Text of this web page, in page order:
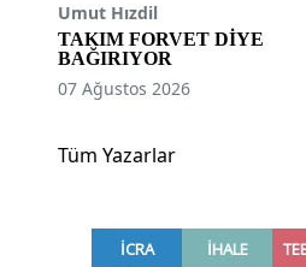
Umut Hızdil
TAKIM FORVET DİYE
BAĞIRIYOR
07 Ağustos 2026
Tüm Yazarlar